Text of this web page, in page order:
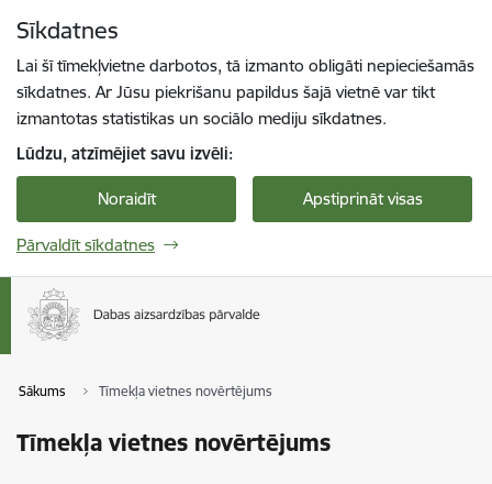
Sīkdatnes
Lai šī tīmekļvietne darbotos, tā izmanto obligāti nepieciešamās
sīkdatnes. Ar Jūsu piekrišanu papildus šajā vietnē var tikt
izmantotas statistikas un sociālo mediju sīkdatnes.
Lūdzu, atzīmējiet savu izvēli:
Noraidīt Apstiprināt visas
Pārvaldīt sīkdatnes
Sākums Tīmekļa vietnes novērtējums
Tīmekļa vietnes novērtējums